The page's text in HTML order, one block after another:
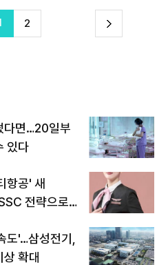
2 다
다면…20일부
있다
항공' 새
전략으로
'…삼성전기,
확대